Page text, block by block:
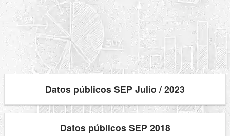
Datos públicos SEP Julio / 2023
Datos públicos SEP 2018